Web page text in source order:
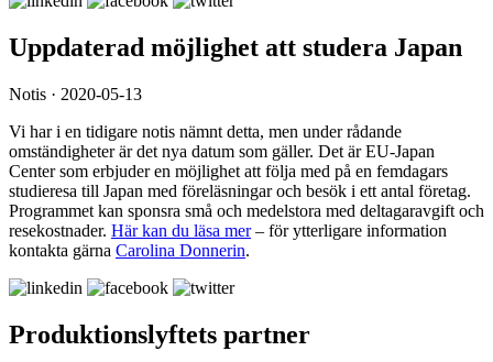
Uppdaterad möjlighet att studera Japan
Notis · 2020-05-13
Vi har i en tidigare notis nämnt detta, men under rådande
omständigheter är det nya datum som gäller. Det är EU-Japan
Center som erbjuder en möjlighet att följa med på en femdagars
studieresa till Japan med föreläsningar och besök i ett antal företag.
Programmet kan sponsra små och medelstora med deltagaravgift och
resekostnader. Här kan du läsa mer– för ytterligare information
kontakta gärna Carolina Donnerin.
Produktionslyftets partner